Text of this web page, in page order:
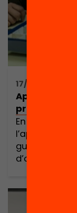
17/07/2019
Aprenent
programes
En els
guanyat